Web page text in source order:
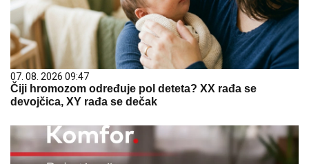
07. 08. 2026 09:47
Čiji hromozom određuje pol deteta? XX rađa se
devojčica, XY rađa se dečak